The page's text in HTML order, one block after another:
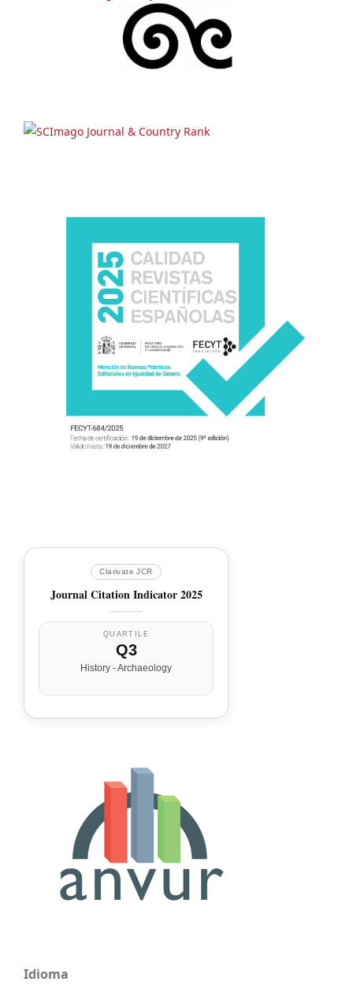
Clarivate JCR
Journal Citation Indicator 2025
QUARTILE
Q3
History - Archaeology
Idioma